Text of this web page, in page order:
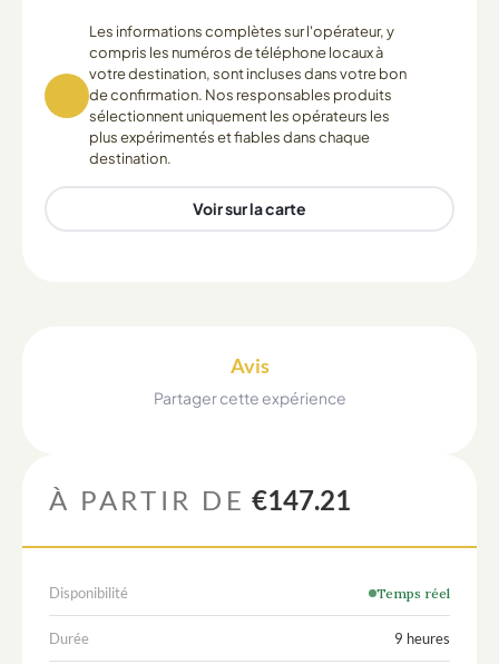
Les informations complètes sur l'opérateur, y
compris les numéros de téléphone locaux à
votre destination, sont incluses dans votre bon
de confirmation. Nos responsables produits
sélectionnent uniquement les opérateurs les
plus expérimentés et fiables dans chaque
destination.
Voir sur la carte
Avis
Partager cette expérience
À PARTIR DE €147.21
Disponibilité Temps réel
Durée 9 heures